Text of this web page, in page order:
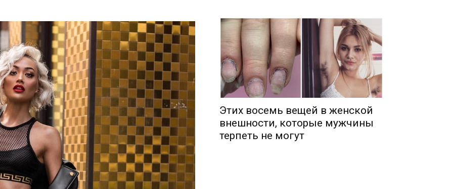
Этих восемь вещей в женской
внешности, которые мужчины
терпеть не могут